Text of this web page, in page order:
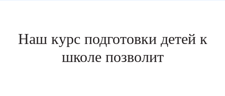
Наш курс подготовки детей к
школе позволит